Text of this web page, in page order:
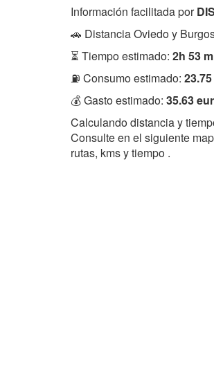
Información facilitada por
🚗 Distancia Oviedo y
⏳ Tiempo estimado: 2h 53
⛽ Consumo estimado:
💰 Gasto estimado: 35.63
Calculando distancia y
Consulte en el siguiente
rutas, kms y tiempo .